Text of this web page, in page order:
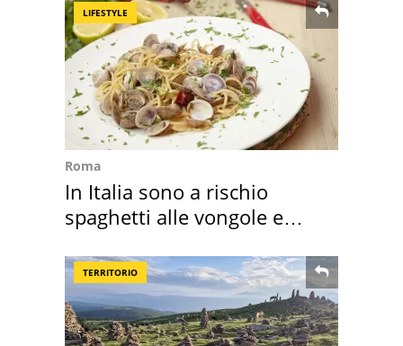
LIFESTYLE
Roma
In Italia sono a rischio
spaghetti alle vongole e
TERRITORIO